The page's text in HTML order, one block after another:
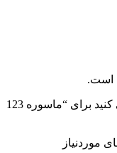
است.
اولین نفری باشید که دیدگاهی را ارسال می کنید برای “ماسوره 123
موردنیاز